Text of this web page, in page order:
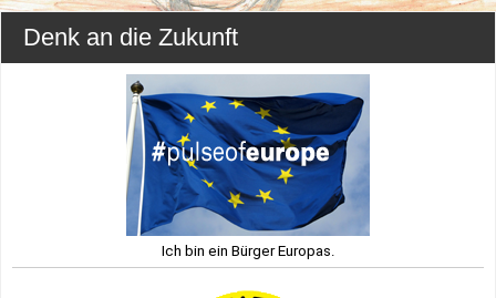
Denk an die Zukunft
Ich bin ein Bürger Europas.